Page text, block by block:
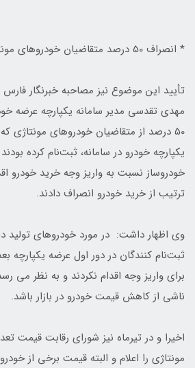
* انصراف 50 درصد متقاضیان خودروهای مونتاژی در سامانه یکپارچه‌
تأیید این موضوع نیز مصاحبه خبرنگار فارس
مهدی تقدسی مدیر سامانه یکپارچه عرضه
50 درصد از متقاضیان خودروهای مونتاژی
یکپارچه خودرو در سامانه، ثبت‌نام کرده
خودروساز نسبت به واریز وجه خرید خودرو
ترتیب از خرید خودرو انصراف دادند.
ثبت‌نام کنندگان در دور اول عرضه یکپارچه
برای واریز وجه اقدام نکردند و به نظر می
ناشی از کاهش قیمت خودرو در بازار باشد.
اخیرا و در تیرماه نیز شورای رقابت قیمت
مونتاژی را اعلام و البته قیمت برخی از